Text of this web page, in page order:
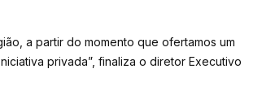
a partir do momento que ofertamos um
privada”, finaliza o diretor Executivo